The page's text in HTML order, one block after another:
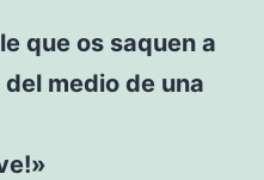
que os saquen a
medio de una